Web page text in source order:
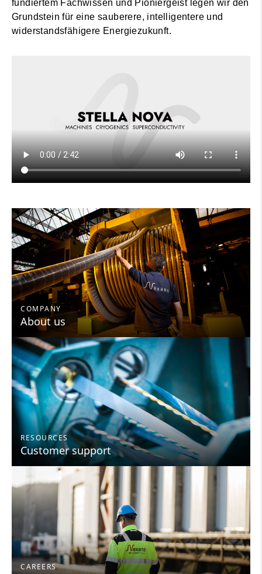
fundiertem Fachwissen und Pioniergeist legen wir den
Grundstein für eine sauberere, intelligentere und
widerstandsfähigere Energiezukunft.
COMPANY
About us
RESOURCES
Customer support
CAREERS